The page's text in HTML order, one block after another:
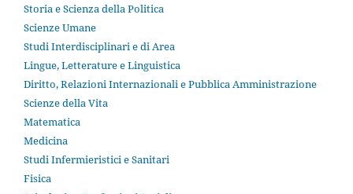
Storia e Scienza della Politica
Scienze Umane
Studi Interdisciplinari e di Area
Lingue, Letterature e Linguistica
Diritto, Relazioni Internazionali e Pubblica Amministrazione
Scienze della Vita
Matematica
Medicina
Studi Infermieristici e Sanitari
Fisica